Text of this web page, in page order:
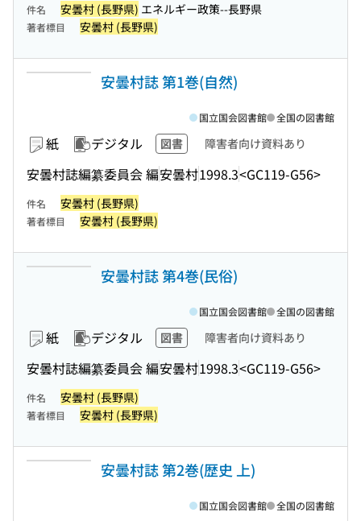
件名 安曇村 (長野県) エネルギー政策--長野県
著者標目 安曇村 (長野県)
安曇村誌 第1巻(自然)
紙 デジタル 図書 障害者向け資料あり
安曇村誌編纂委員会 編安曇村1998.3<GC119-G56>
国立国会図書館 全国の図書館
件名 安曇村 (長野県)
著者標目 安曇村 (長野県)
安曇村誌 第4巻(民俗)
紙 デジタル 図書 障害者向け資料あり
安曇村誌編纂委員会 編安曇村1998.3<GC119-G56>
国立国会図書館 全国の図書館
件名 安曇村 (長野県)
著者標目 安曇村 (長野県)
安曇村誌 第2巻(歴史 上)
国立国会図書館 全国の図書館